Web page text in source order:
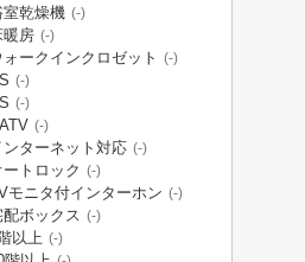
室乾燥機 (-)
暖房 (-)
ォークインクロゼット (-)
(-)
(-)
(-)
ンターネット対応 (-)
ートロック (-)
モニタ付インターホン (-)
配ボックス (-)
以上 (-)